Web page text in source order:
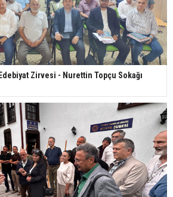
Zirvesi - Nurettin Topçu Sokağı